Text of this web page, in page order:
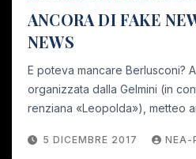
ANCORA DI FAKE
NEWS
E poteva mancare Berlusconi?
organizzata dalla Gelmini (in
renziana «Leopolda»), metteo
5 DICEMBRE 2017 NEA-